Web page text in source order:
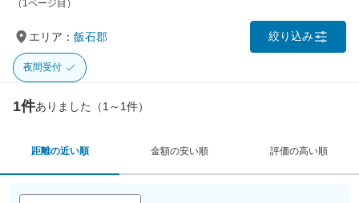
（1ページ目）
エリア： 飯石郡 絞り込み
夜間受付
1件ありました（1～1件）
距離の近い順 金額の安い順 評価の高い順